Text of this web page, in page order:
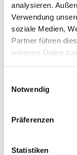
analysieren.
Verwendung
soziale Medien,
Partner führen
weiteren Daten
Notwendig
Präferenzen
Statistiken
1 TL WIBERG
30 ml WIBERG
Zubereitung
Gedämpfter
und Meersalz
Oliven-Öl saftig